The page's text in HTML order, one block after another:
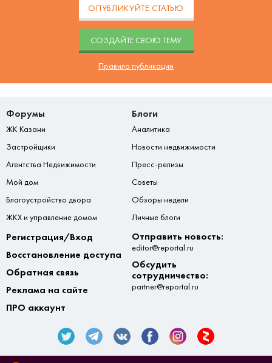
ОПУБЛИКУЙТЕ СТАТЬЮ
CОЗДАЙТЕ СВОЮ ТЕМУ
Правила публикации
Форумы
ЖК Казани
Застройщики
Агентства Недвижимости
Мой дом
Благоустройство двора
ЖКХ и управление домом
Блоги
Аналитика
Новости недвижимости
Пресс-релизы
Советы
Обзоры недели
Личные блоги
Регистрация/Вход
Восстановление доступа
Обратная связь
Реклама на сайте
ПРО аккаунт
Отправить новость:
editor@reportal.ru
Обсудить
сотрудничество:
partner@reportal.ru